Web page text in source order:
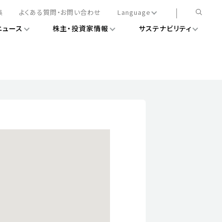
規則
報
よくある質問・お問い合わせ
Language
日本語
ュース 株主・投資家情報 サステナビリティ